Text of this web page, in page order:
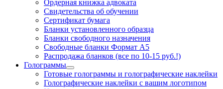
Ордерная книжка адвоката
Свидетельства об обучении
Сертификат бумага
Бланки установленного образца
Бланки свободного назначения
Свободные бланки Формат А5
Распродажа бланков (все по 10-15 руб.!)
Голограммы
Готовые голограммы и голографические наклейки
Голографические наклейки с вашим логотипом